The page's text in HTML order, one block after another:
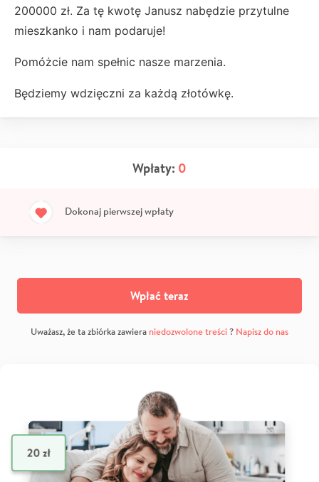
200000 zł. Za tę kwotę Janusz nabędzie przytulne
mieszkanko i nam podaruje!
Pomóżcie nam spełnic nasze marzenia.
Będziemy wdzięczni za każdą złotówkę.
Wpłaty: 0
Dokonaj pierwszej wpłaty
Wpłać teraz
Uważasz, że ta zbiórka zawiera niedozwolone treści? Napisz do nas